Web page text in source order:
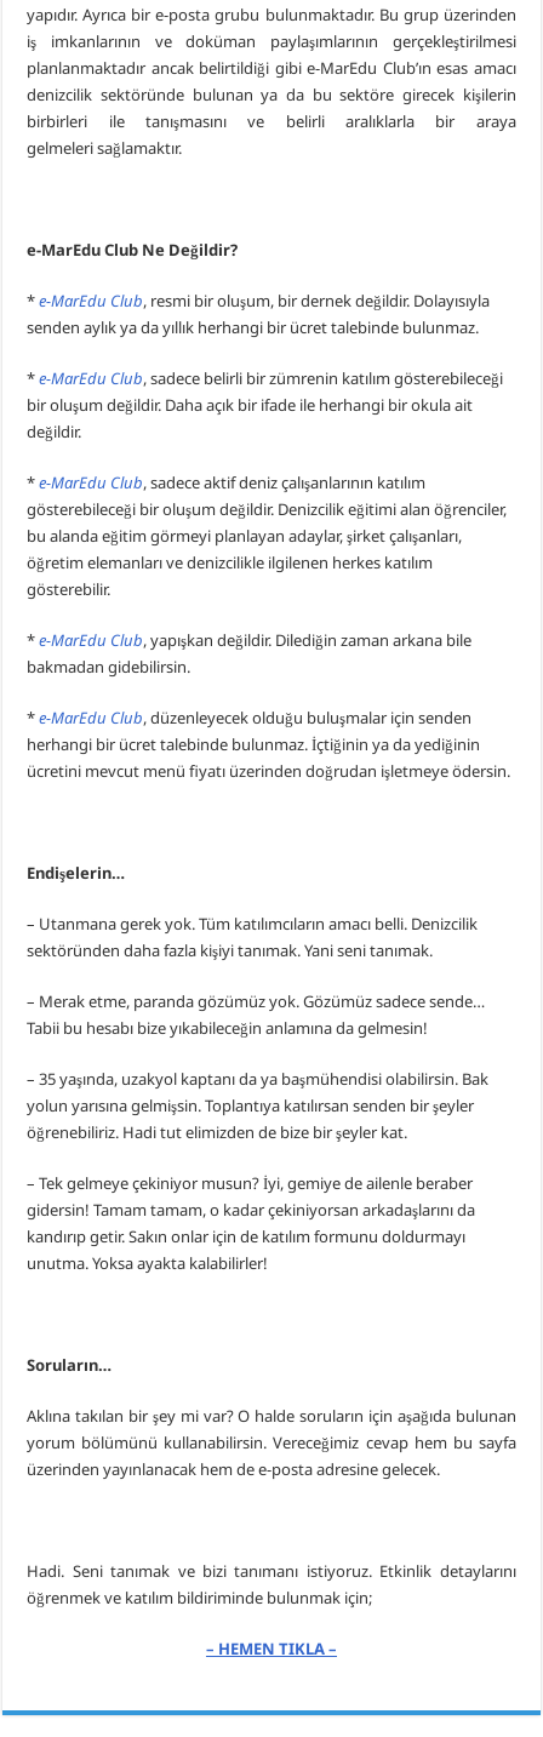
yapıdır. Ayrıca bir e-posta grubu bulunmaktadır. Bu grup üzerinden
iş imkanlarının ve doküman paylaşımlarının gerçekleştirilmesi
planlanmaktadır ancak belirtildiği gibi e-MarEdu Club’ın esas amacı
denizcilik sektöründe bulunan ya da bu sektöre girecek kişilerin
birbirleri ile tanışmasını ve belirli aralıklarla bir araya
gelmeleri sağlamaktır.
e-MarEdu Club Ne Değildir?
*e-MarEdu Club, resmi bir oluşum, bir dernek değildir. Dolayısıyla
senden aylık ya da yıllık herhangi bir ücret talebinde bulunmaz.
*e-MarEdu Club, sadece belirli bir zümrenin katılım gösterebileceği
bir oluşum değildir. Daha açık bir ifade ile herhangi bir okula ait
değildir.
*e-MarEdu Club, sadece aktif deniz çalışanlarının katılım
gösterebileceği bir oluşum değildir. Denizcilik eğitimi alan öğrenciler,
bu alanda eğitim görmeyi planlayan adaylar, şirket çalışanları,
öğretim elemanları ve denizcilikle ilgilenen herkes katılım
gösterebilir.
*e-MarEdu Club, yapışkan değildir. Dilediğin zaman arkana bile
bakmadan gidebilirsin.
*e-MarEdu Club, düzenleyecek olduğu buluşmalar için senden
herhangi bir ücret talebinde bulunmaz. İçtiğinin ya da yediğinin
ücretini mevcut menü fiyatı üzerinden doğrudan işletmeye ödersin.
Endişelerin…
– Utanmana gerek yok. Tüm katılımcıların amacı belli. Denizcilik
sektöründen daha fazla kişiyi tanımak. Yani seni tanımak.
– Merak etme, paranda gözümüz yok. Gözümüz sadece sende…
Tabii bu hesabı bize yıkabileceğin anlamına da gelmesin!
– 35 yaşında, uzakyol kaptanı da ya başmühendisi olabilirsin. Bak
yolun yarısına gelmişsin. Toplantıya katılırsan senden bir şeyler
öğrenebiliriz. Hadi tut elimizden de bize bir şeyler kat.
– Tek gelmeye çekiniyor musun? İyi, gemiye de ailenle beraber
gidersin! Tamam tamam, o kadar çekiniyorsan arkadaşlarını da
kandırıp getir. Sakın onlar için de katılım formunu doldurmayı
unutma. Yoksa ayakta kalabilirler!
Soruların…
Aklına takılan bir şey mi var? O halde soruların için aşağıda bulunan
yorum bölümünü kullanabilirsin. Vereceğimiz cevap hem bu sayfa
üzerinden yayınlanacak hem de e-posta adresine gelecek.
Hadi. Seni tanımak ve bizi tanımanı istiyoruz. Etkinlik detaylarını
öğrenmek ve katılım bildiriminde bulunmak için;
– HEMEN TIKLA –